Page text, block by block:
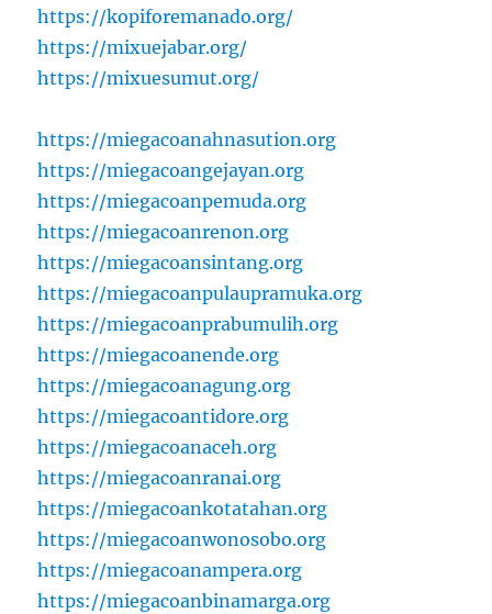
https://kopiforemanado.org/
https://mixuejabar.org/
https://mixuesumut.org/
https://miegacoanahnasution.org
https://miegacoangejayan.org
https://miegacoanpemuda.org
https://miegacoanrenon.org
https://miegacoansintang.org
https://miegacoanpulaupramuka.org
https://miegacoanprabumulih.org
https://miegacoanende.org
https://miegacoanagung.org
https://miegacoantidore.org
https://miegacoanaceh.org
https://miegacoanranai.org
https://miegacoankotatahan.org
https://miegacoanwonosobo.org
https://miegacoanampera.org
https://miegacoanbinamarga.org